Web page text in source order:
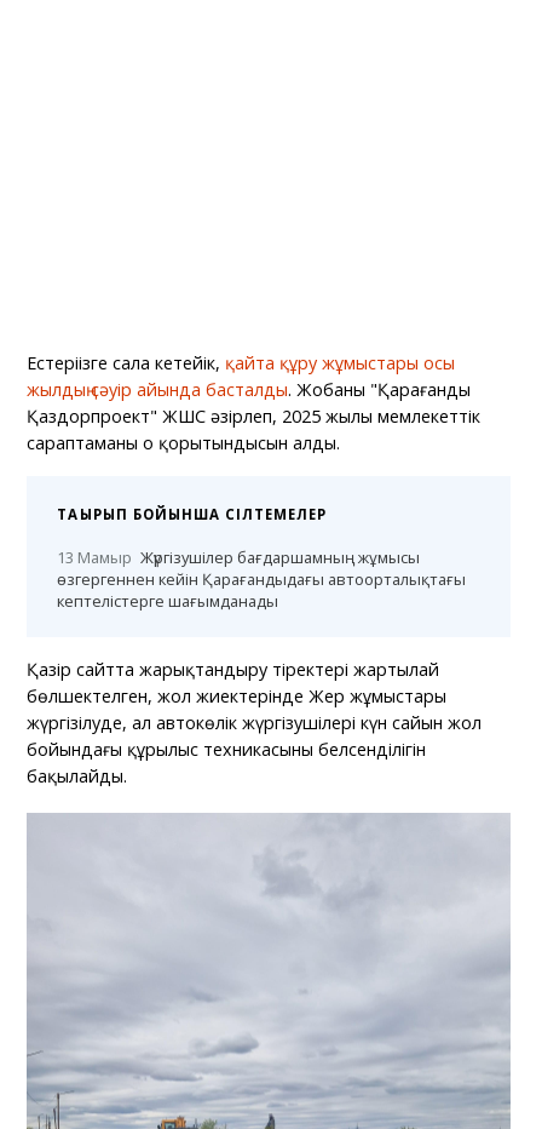
Естеріңізге сала кетейік, қайта құру жұмыстары осы
жылдың сәуір айында басталды. Жобаны "Қарағанды
Қаздорпроект" ЖШС әзірлеп, 2025 жылы мемлекеттік
сараптаманың оң қорытындысын алды.
ТАҚЫРЫП БОЙЫНША СІЛТЕМЕЛЕР
13 Мамыр Жүргізушілер бағдаршамның жұмысы
өзгергеннен кейін Қарағандыдағы автоорталықтағы
кептелістерге шағымданады
Қазір сайтта жарықтандыру тіректері жартылай
бөлшектелген, жол жиектерінде Жер жұмыстары
жүргізілуде, ал автокөлік жүргізушілері күн сайын жол
бойындағы құрылыс техникасының белсенділігін
бақылайды.